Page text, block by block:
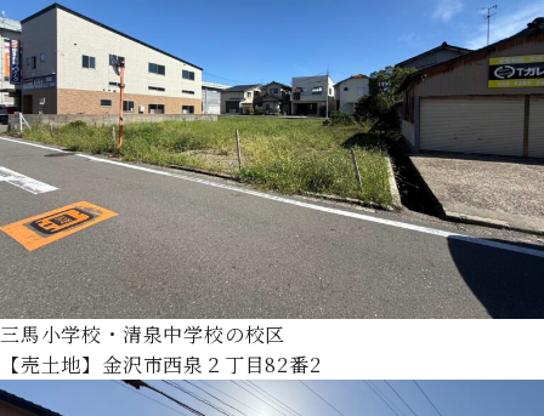
三馬小学校・清泉中学校の校区
【売土地】金沢市西泉２丁目82番2